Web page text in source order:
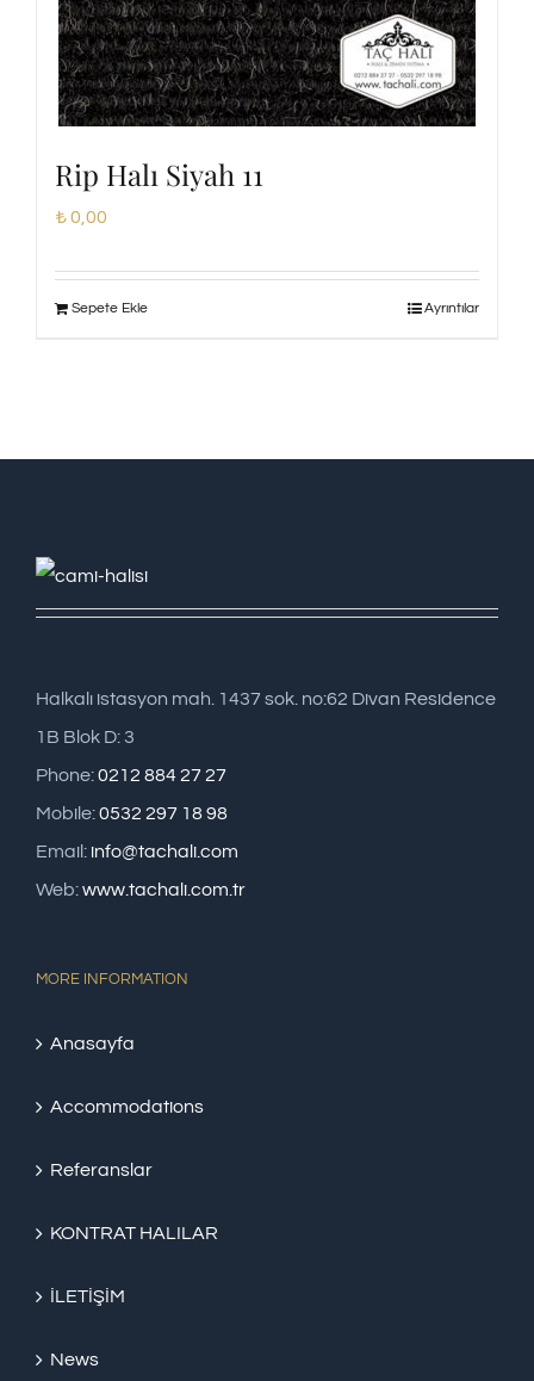
Rip Halı Siyah 11
₺0,00
Sepete Ekle Ayrıntılar
Halkalı istasyon mah. 1437 sok. no:62 Divan Residence
1B Blok D: 3
Phone:0212 884 27 27
Mobile:0532 297 18 98
Email: info@tachali.com
Web:www.tachali.com.tr
MORE INFORMATION
Anasayfa
Accommodations
Referanslar
KONTRAT HALILAR
İLETİŞİM
News